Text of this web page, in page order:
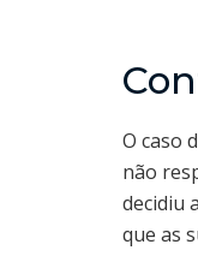
O caso
não
decidiu
que as